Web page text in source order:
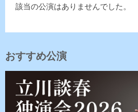
該当の公演はありませんでした。
おすすめ公演